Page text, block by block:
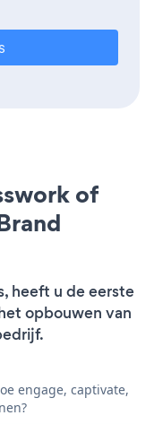
of
heeft u de eerste
opbouwen van
engage, captivate,